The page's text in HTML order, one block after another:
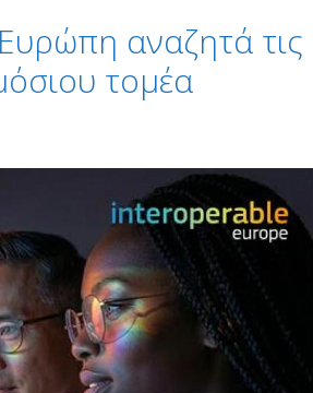
αναζητά τις
τομέα